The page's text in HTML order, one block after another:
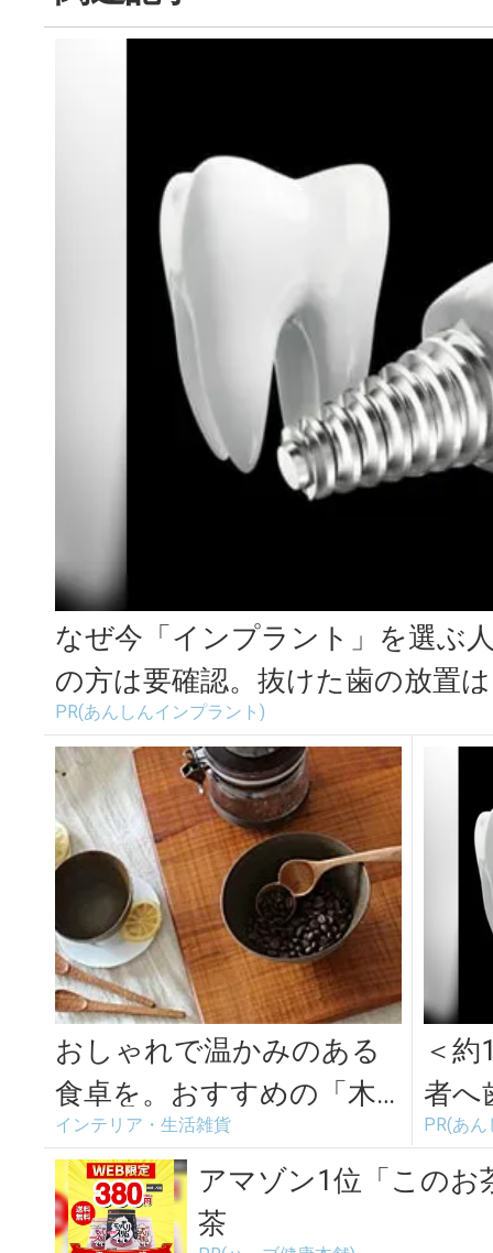
なぜ今「インプラント」を選ぶ
の方は要確認。抜けた歯の放置は
PR(あんしんインプラント)
おしゃれで温かみのある
食卓を。おすすめの「木
製カトラリー」まとめ
インテリア・生活雑貨
＜
者へ
ガイ
ト。
PR(あ
アマゾン1位「このお
茶